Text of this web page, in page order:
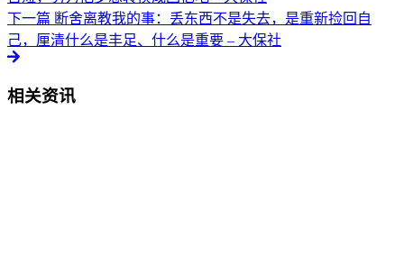
下一篇 断舍离教我的事：丢东西不是失去，是重新捡回自
己，厘清什么是丰足、什么是重要 – 大保社
相关资讯